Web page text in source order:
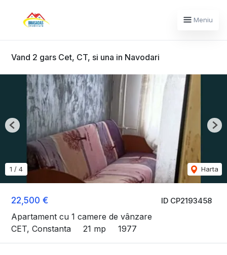
Meniu
Vand 2 gars Cet, CT, si una in Navodari
ID CP2193458
22,500 €
Apartament cu 1 camere de vânzare
CET, Constanta
21 mp 1977
1 / 4 Harta
Previous